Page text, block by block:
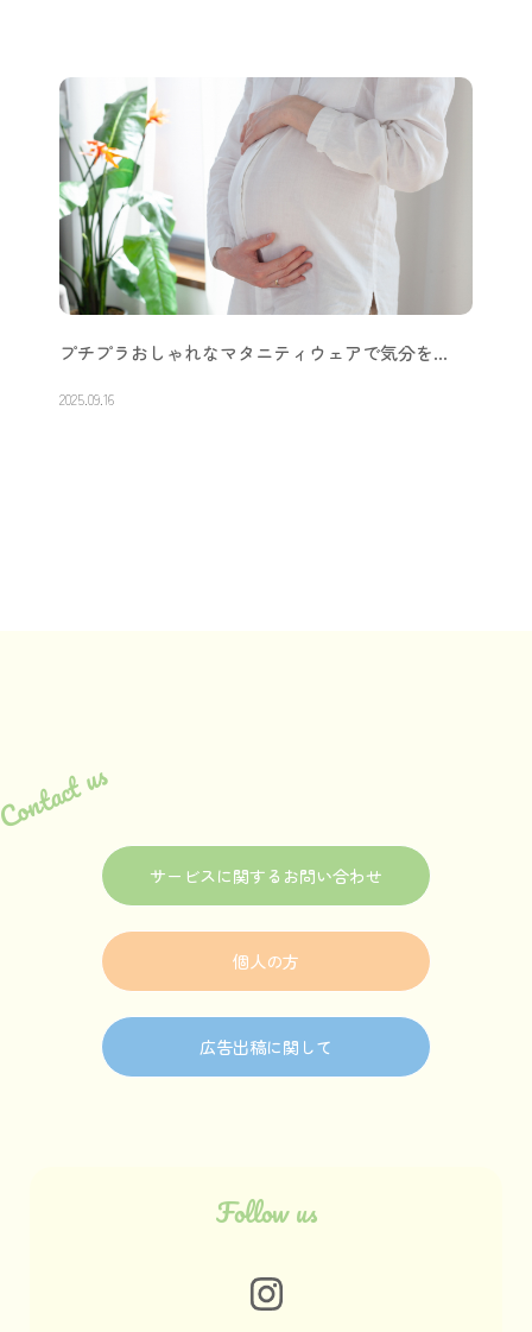
プチプラおしゃれなマタニティウェアで気分を…
2025.09.16
us
サービスに関するお問い合わせ
個人の方
広告出稿に関して
Follow us